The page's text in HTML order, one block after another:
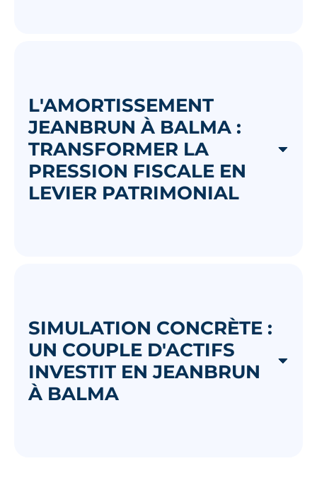
L'AMORTISSEMENT
JEANBRUN À BALMA :
TRANSFORMER LA
PRESSION FISCALE EN
LEVIER PATRIMONIAL
SIMULATION CONCRÈTE :
UN COUPLE D'ACTIFS
INVESTIT EN JEANBRUN
À BALMA